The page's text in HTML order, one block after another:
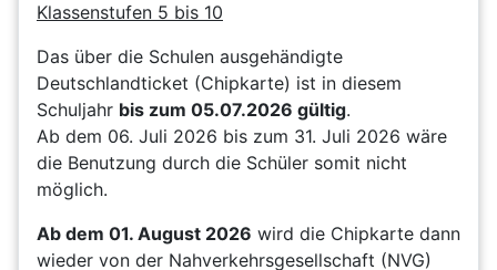
Klassenstufen 5 bis 10
Das über die Schulen ausgehändigte
Deutschlandticket (Chipkarte) ist in diesem
Schuljahr bis zum 05.07.2026 gültig.
Ab dem 06. Juli 2026 bis zum 31. Juli 2026 wäre
die Benutzung durch die Schüler somit nicht
möglich.
Ab dem 01. August 2026 wird die Chipkarte dann
wieder von der Nahverkehrsgesellschaft (NVG)